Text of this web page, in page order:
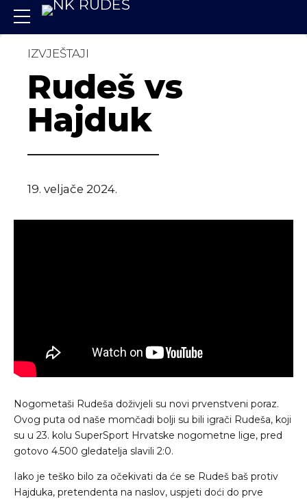
IZVJEŠTAJI
Rudeš vs
Hajduk
19. veljače 2024.
Nogometaši Rudeša doživjeli su novi prvenstveni poraz.
Ovog puta od naše momčadi bolji su bili igrači Rudeša, koji
su u 23. kolu SuperSport Hrvatske nogometne lige, pred
gotovo 4.500 gledatelja slavili 2:0.
Iako je teško bilo za očekivati da će se Rudeš baš protiv
Hajduka, pretendenta na naslov, uspjeti doći do prve